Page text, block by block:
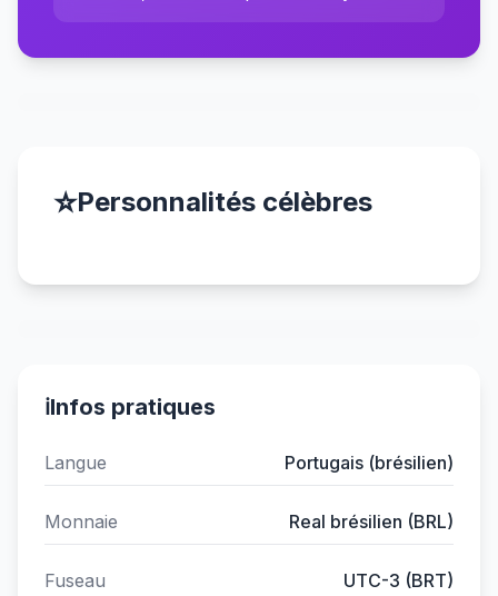
⭐Personnalités célèbres
ℹ️Infos pratiques
Langue Portugais (brésilien)
Monnaie Real brésilien (BRL)
Fuseau UTC-3 (BRT)